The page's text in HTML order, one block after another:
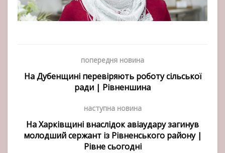
попередня новина
На Дубенщині перевіряють роботу сільської
ради | Рівненшина
наступна новина
На Харківщині внаслідок авіаудару загинув
молодший сержант із Рівненського району |
Рівне сьогодні